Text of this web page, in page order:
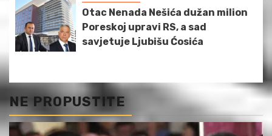
Otac Nenada Nešića dužan milion
Poreskoj upravi RS, a sad
savjetuje Ljubišu Ćosića
NE PROPUSTITE